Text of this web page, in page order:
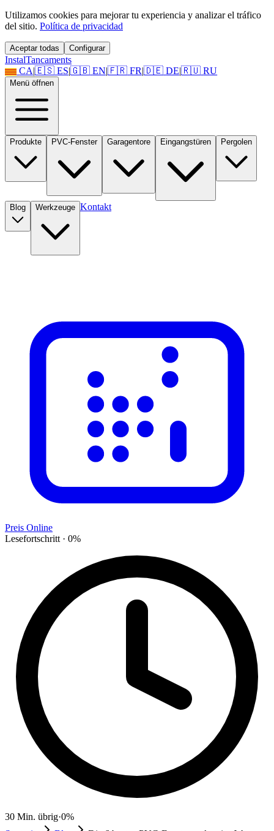
Utilizamos cookies para mejorar tu experiencia y analizar el tráfico
del sitio. Política de privacidad
Aceptar todas Configurar
InstalTancaments
CA|🇪🇸 ES|🇬🇧 EN|🇫🇷 FR|🇩🇪 DE|🇷🇺 RU
Menü öffnen
Produkte PVC-Fenster Garagentore Eingangstüren Pergolen
Blog Werkzeuge Kontakt
Preis Online
Lesefortschritt · 0%
30 Min. übrig·0%